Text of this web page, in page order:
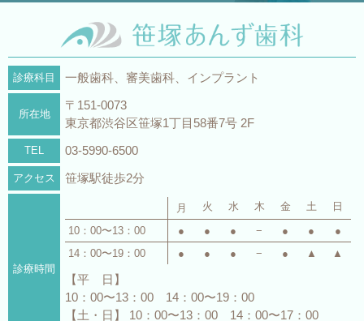
診療科目 一般歯科、審美歯科、インプラント
所在地
〒151-0073
東京都渋谷区笹塚1丁目58番7号 2F
TEL 03-5990-6500
アクセス 笹塚駅徒歩2分
診療時間
月 火 水 木 金 土
日
10：00〜13：00
● ● ● − ● ●
●
14：00〜19：00
● ● ● − ● ▲ ▲
【平 日】
10：00〜13：00 14：00〜19：00
【土・日】 10：00〜13：00 14：00〜17：00